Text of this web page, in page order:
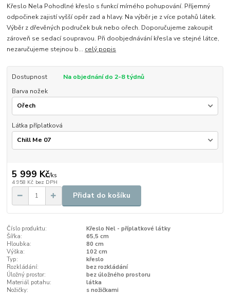
Křeslo Nela Pohodlné křeslo s funkcí mírného pohupování. Příjemný
odpočinek zajistí vyšší opěr zad a hlavy. Na výběr je z více potahů látek.
Výběr z dřevěných područek buk nebo ořech. Doporučujeme zakoupit
zároveň se sedací soupravou. Při doobjednávání křesla ve stejné látce,
nezaručujeme stejnou b... celý popis
Dostupnost
Na objednání do 2-8 týdnů
Barva nožek
Látka příplatková
5 999 Kč/ks
4 958 Kč bez DPH
Přidat do košíku
Číslo produktu:
Křeslo Nel - příplatkové látky
Šířka:
65,5 cm
Hloubka:
80 cm
Výška:
102 cm
Typ:
křeslo
Rozkládání:
bez rozkládání
Úložný prostor:
bez úložného prostoru
Materiál potahu:
látka
Nožičky:
s nožičkami